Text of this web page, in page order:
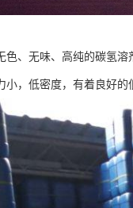
色、无味、高纯的碳氢
小，低密度，有着良好的